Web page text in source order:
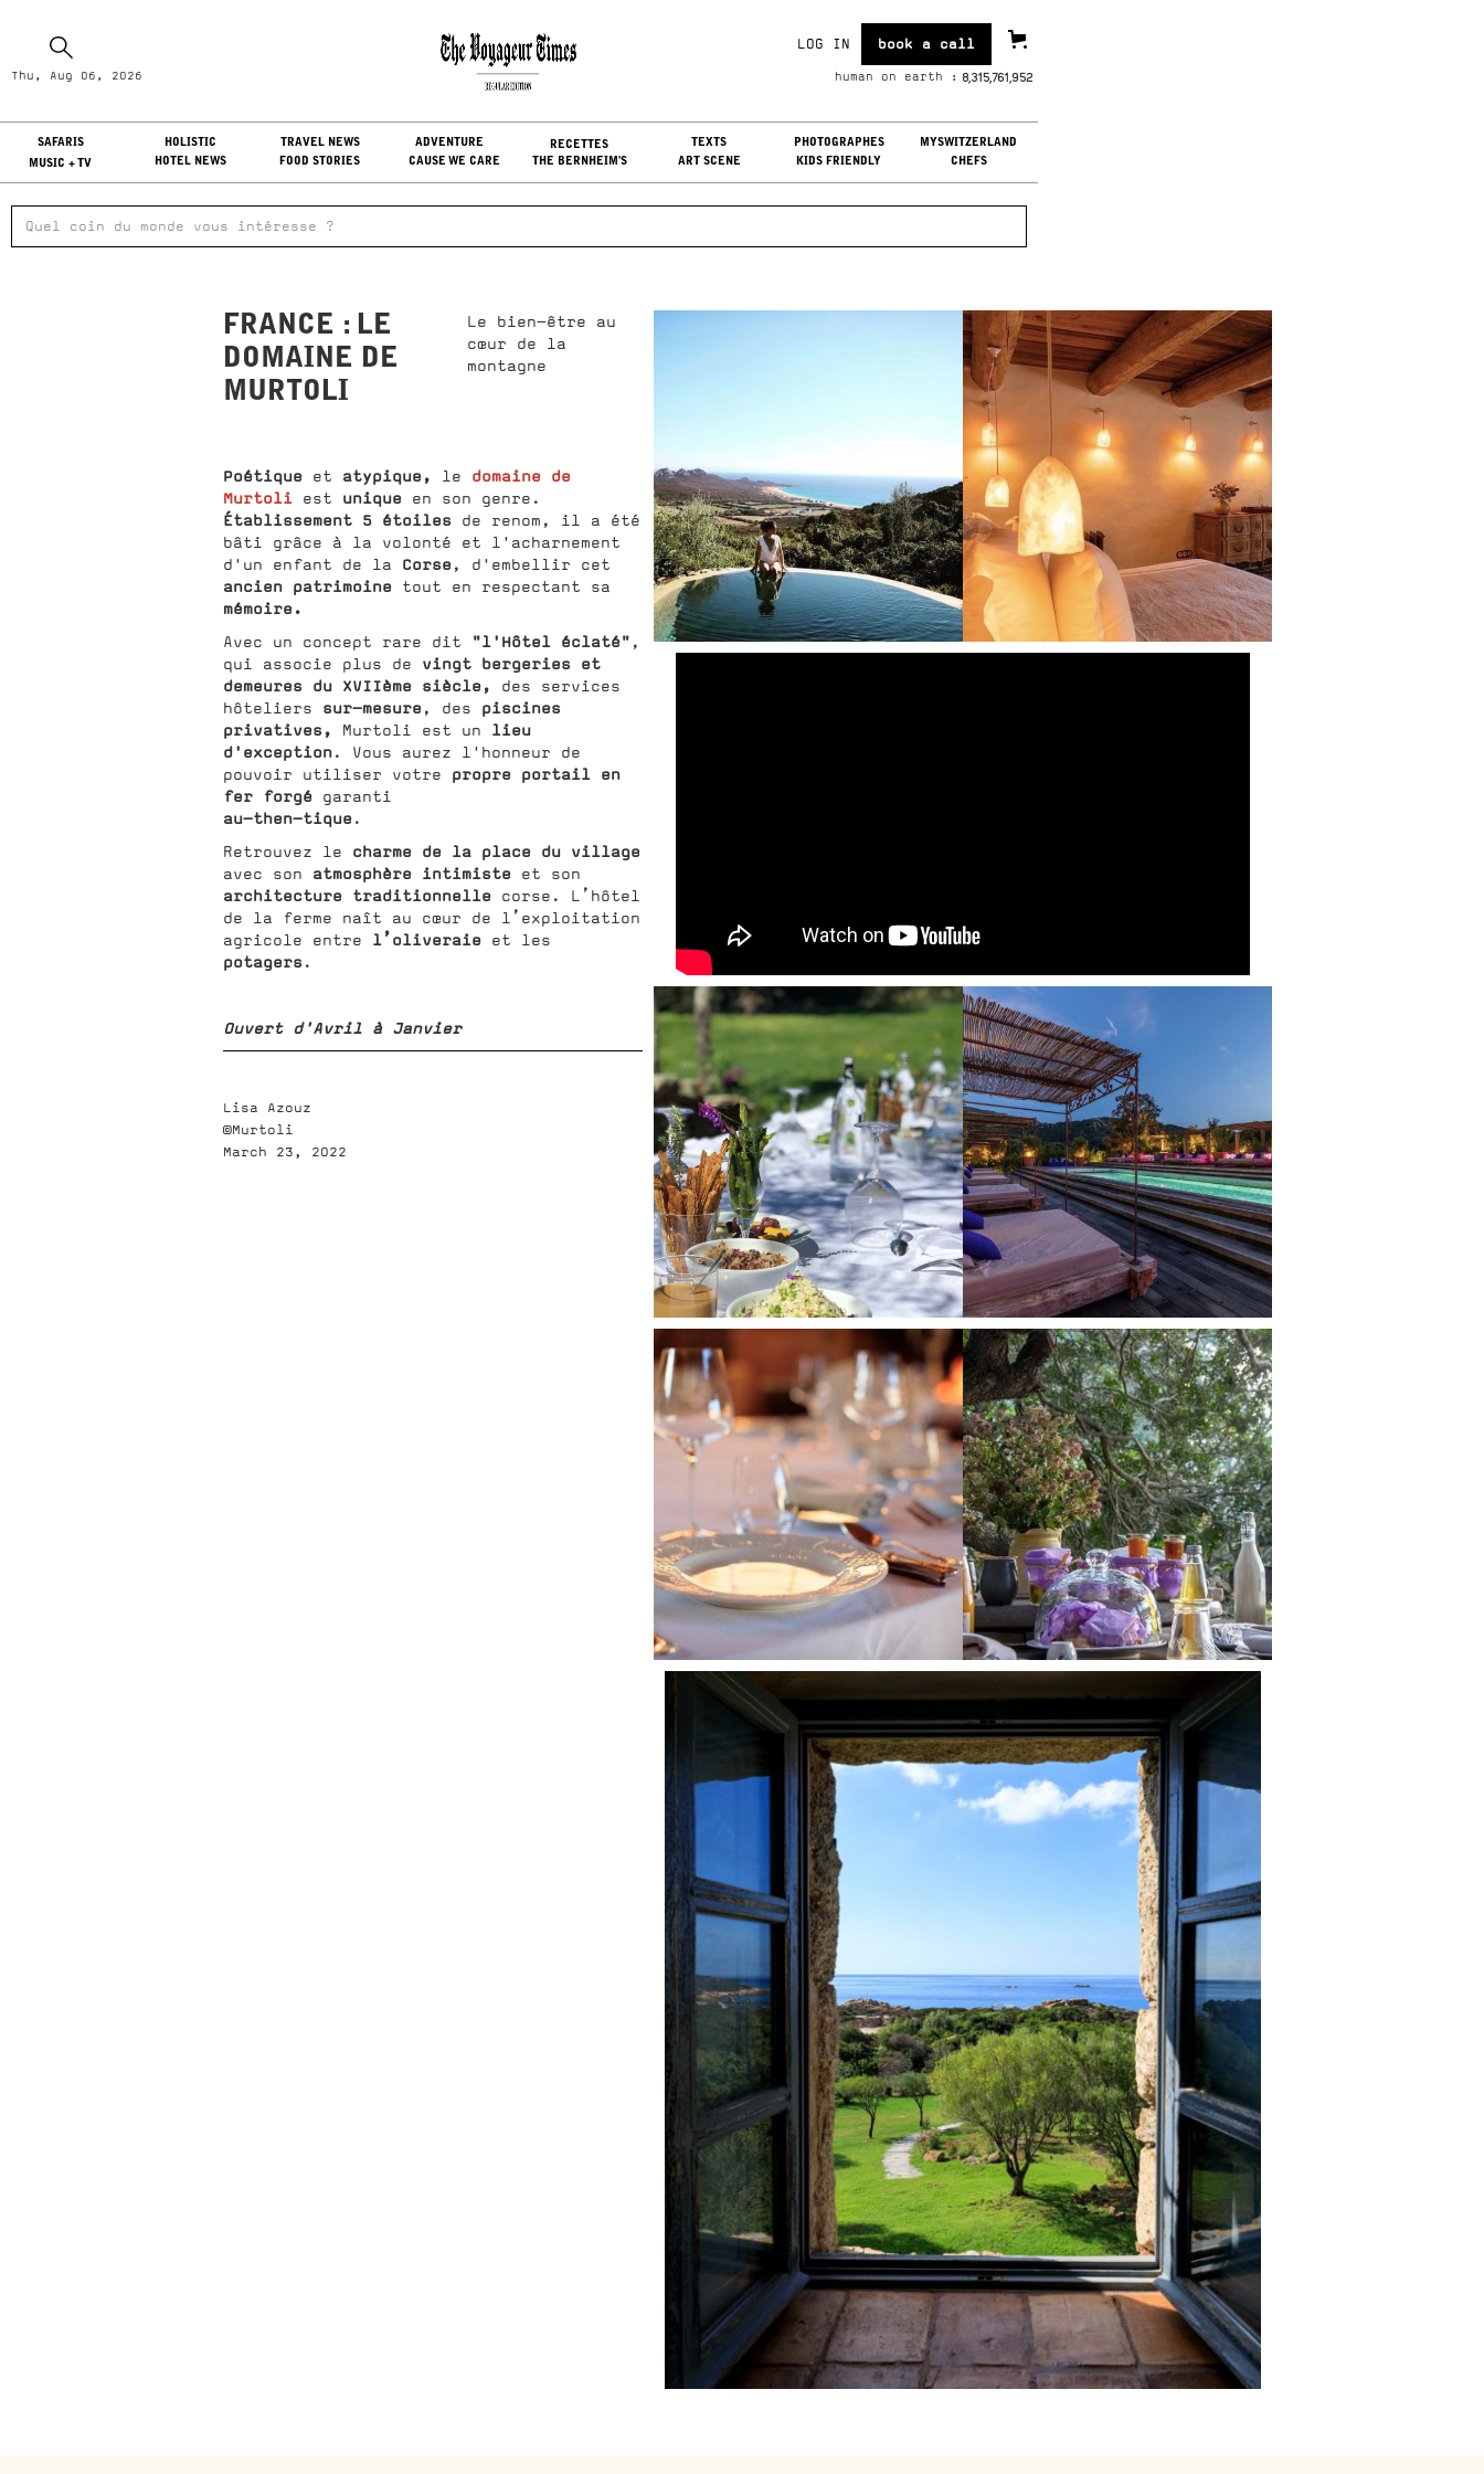
Thu, Aug 06, 2026
LOG IN book a call
human on earth : 8,315,761,955
SAFARIS HOLISTIC TRAVEL NEWS ADVENTURE RECETTES TEXTS PHOTOGRAPHES
MYSWITZERLAND
MUSIC + TV
HOTEL NEWS FOOD STORIES CAUSE WE CARE THE BERNHEIM'S ART SCENE KIDS FRIENDLY CHEFS
Thu, Aug 06, 2026
LOG IN
FRANCE : LE
DOMAINE DE
MURTOLI
Le bien-être au
cœur de la
montagne
Poétique et atypique, le domaine de
Murtoli est unique en son genre.
Établissement 5 étoiles de renom, il a été
bâti grâce à la volonté et l'acharnement
d'un enfant de la Corse, d'embellir cet
ancien patrimoine tout en respectant sa
mémoire.
Avec un concept rare dit "l'Hôtel éclaté" ,
qui associe plus de vingt bergeries et
demeures du XVIIème siècle,
des services
hôteliers sur-mesure, des piscines
privatives,
Murtoli est un lieu
d'exception. Vous aurez l'honneur de
pouvoir utiliser votre propre portail en
fer forgé garanti
au-then-tique.
Retrouvez le charme de la place du village
avec son atmosphère intimiste et son
architecture traditionnelle
corse. L’hôtel
de la ferme naît au cœur de l’exploitation
agricole entre l’oliveraie et les
potagers.
Ouvert d'Avril à Janvier
Lisa Azouz
©Murtoli
March 23, 2022